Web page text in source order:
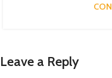
Leave a Reply